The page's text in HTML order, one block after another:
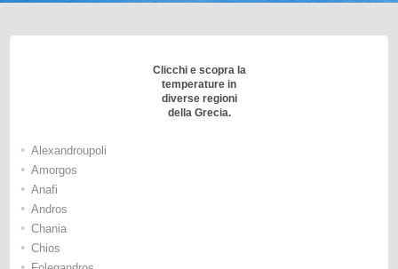
Clicchi e scopra la
temperature in
diverse regioni
della Grecia.
• Alexandroupoli
• Amorgos
• Anafi
• Andros
• Chania
• Chios